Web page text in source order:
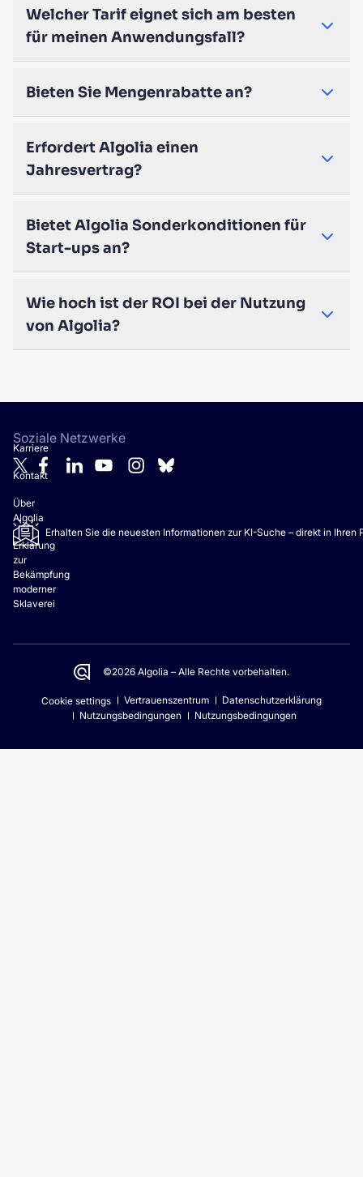
Welcher Tarif eignet sich am besten
für meinen Anwendungsfall?
Bieten Sie Mengenrabatte an?
Erfordert Algolia einen
Jahresvertrag?
Bietet Algolia Sonderkonditionen für
Start-ups an?
Wie hoch ist der ROI bei der Nutzung
von Algolia?
Karriere
Kontakt
Über
Algolia
Erklärung
zur
Bekämpfung
moderner
Sklaverei
Soziale Netzwerke
Erhalten Sie die neuesten Informationen zur KI-Suche – direkt in Ihren
©2026 Algolia – Alle Rechte vorbehalten.
Cookie settings Vertrauenszentrum
Datenschutzerklärung
Nutzungsbedingungen
Nutzungsbedingungen